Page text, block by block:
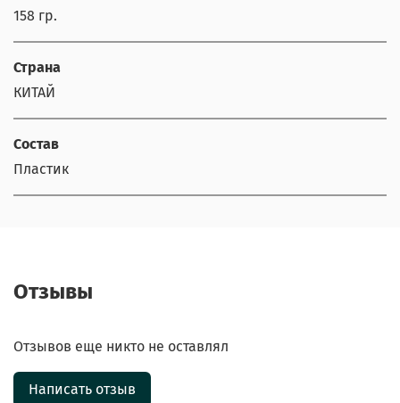
158 гр.
Страна
КИТАЙ
Состав
Пластик
Отзывы
Отзывов еще никто не оставлял
Написать отзыв